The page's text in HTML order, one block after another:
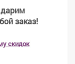
заказ!
скидок